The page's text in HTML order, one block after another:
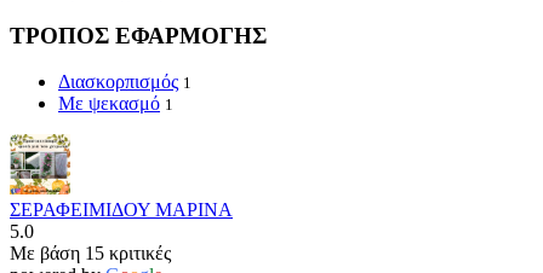
ΤΡΟΠΟΣ ΕΦΑΡΜΟΓΗΣ
Διασκορπισμός 1
Με ψεκασμό 1
ΣΕΡΑΦΕΙΜΙΔΟΥ ΜΑΡΙΝΑ
5.0
Με βάση 15 κριτικές